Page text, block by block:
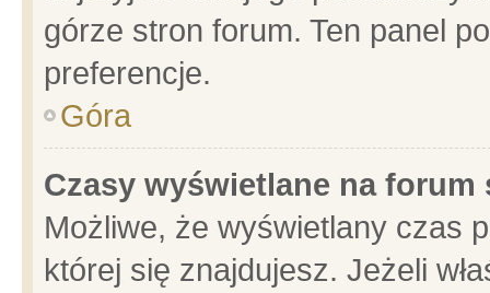
górze stron forum. Ten panel
preferencje.
Góra
Czasy wyświetlane na forum
Możliwe, że wyświetlany czas
której się znajdujesz. Jeżeli